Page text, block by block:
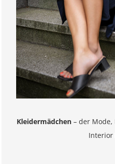
Kleidermädchen – der Mode,
Interior